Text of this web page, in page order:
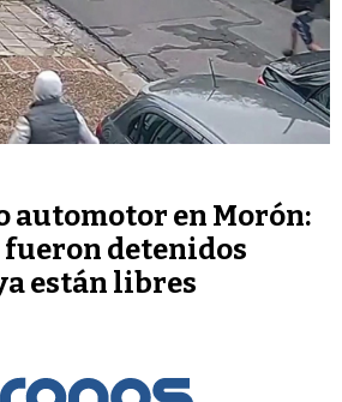
automotor en Morón:
fueron detenidos
están libres